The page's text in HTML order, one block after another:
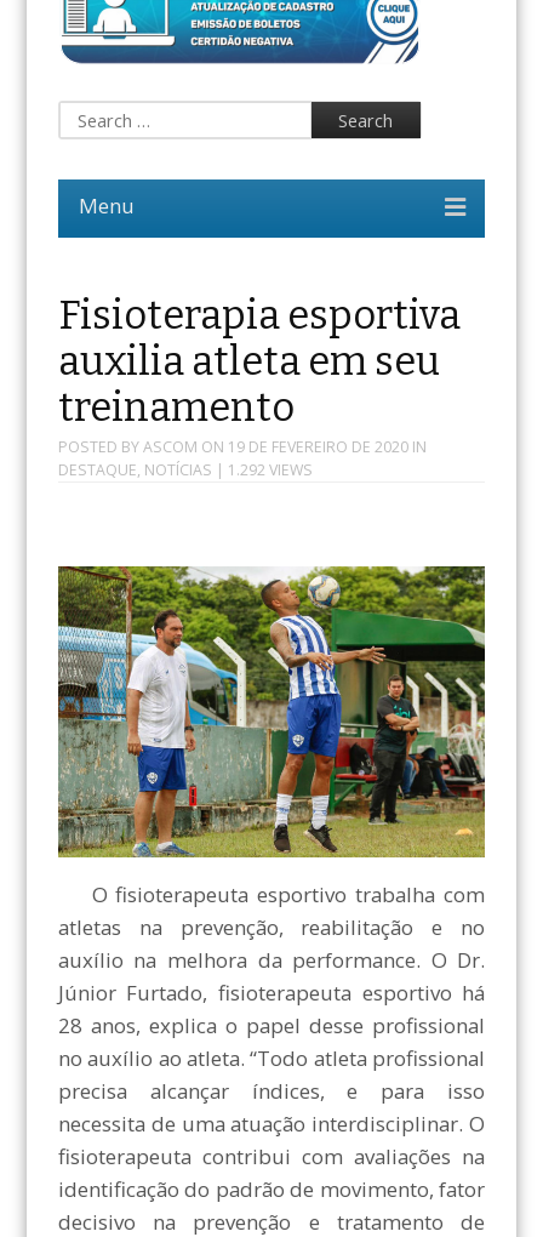
Fisioterapia esportiva
auxilia atleta em seu
treinamento
POSTED BYASCOM ON 19 DE FEVEREIRO DE 2020IN
DESTAQUE, NOTÍCIAS | 1.292 VIEWS
O fisioterapeuta esportivo trabalha com
atletas na prevenção, reabilitação e no
auxílio na melhora da performance. O Dr.
Júnior Furtado, fisioterapeuta esportivo há
28 anos, explica o papel desse profissional
no auxílio ao atleta. “Todo atleta profissional
precisa alcançar índices, e para isso
necessita de uma atuação interdisciplinar. O
fisioterapeuta contribui com avaliações na
identificação do padrão de movimento, fator
decisivo na prevenção e tratamento de